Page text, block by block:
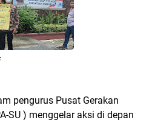
pengurus Pusat Gerakan
SU ) menggelar aksi di depan